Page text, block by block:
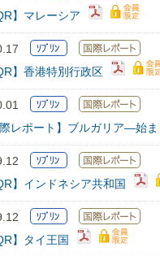
】マレーシア
】香港特別行政区
際レポート】ブルガリア―始
】インドネシア共和国
】タイ王国